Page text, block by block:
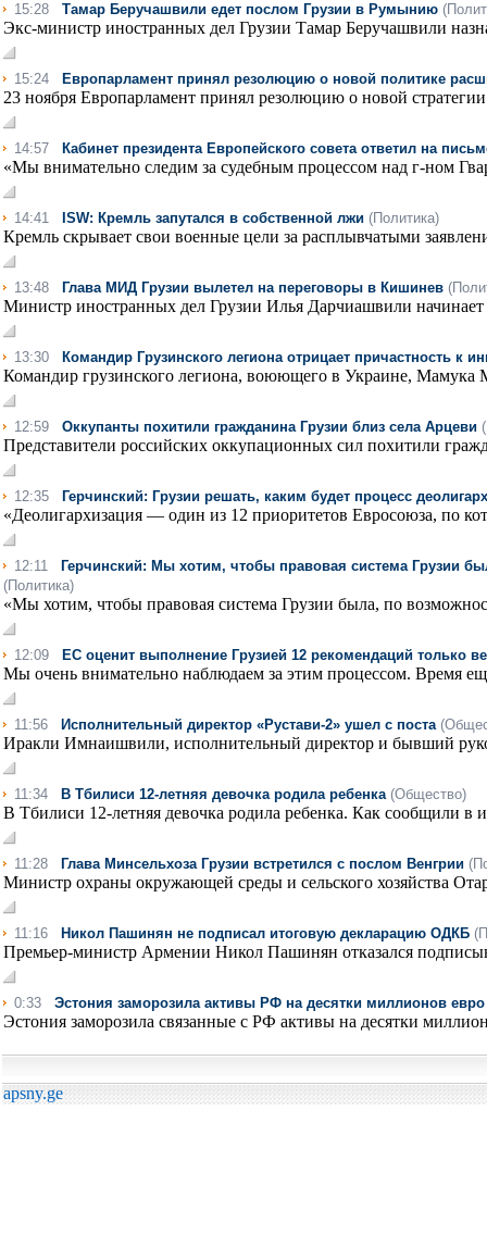
15:28 Тамар Беручашвили едет послом Грузии в Румынию
Экс-министр иностранных дел Грузии Тамар Беручашвили
15:24 Европарламент принял резолюцию о новой политике
23 ноября Европарламент принял резолюцию о новой
14:57 Кабинет президента Европейского совета ответил на
«Мы внимательно следим за судебным процессом над г-ном
14:41 ISW: Кремль запутался в собственной лжи (Политика)
Кремль скрывает свои военные цели за расплывчатыми
13:48 Глава МИД Грузии вылетел на переговоры в Кишинев
Министр иностранных дел Грузии Илья Дарчиашвили
13:30 Командир Грузинского легиона отрицает причастность к
Командир грузинского легиона, воюющего в Украине, Мамука
12:59 Оккупанты похитили гражданина Грузии близ села Арцеви
Представители российских оккупационных сил похитили
12:35 Герчинский: Грузии решать, каким будет процесс
«Деолигархизация — один из 12 приоритетов Евросоюза, по
12:11
Герчинский: Мы хотим, чтобы правовая система Грузии
(Политика)
«Мы хотим, чтобы правовая система Грузии была, по
12:09 ЕС оценит выполнение Грузией 12 рекомендаций только
Мы очень внимательно наблюдаем за этим процессом. Время
11:56 Исполнительный директор «Рустави-2» ушел с поста
Иракли Имнаишвили, исполнительный директор и бывший
11:34 В Тбилиси 12-летняя девочка родила ребенка (Общество)
В Тбилиси 12-летняя девочка родила ребенка. Как сообщили в
11:28 Глава Минсельхоза Грузии встретился с послом Венгрии
Министр охраны окружающей среды и сельского хозяйства
11:16 Никол Пашинян не подписал итоговую декларацию ОДКБ
Премьер-министр Армении Никол Пашинян отказался
0:33 Эстония заморозила активы РФ на десятки миллионов евро
Эстония заморозила связанные с РФ активы на десятки
apsny.ge